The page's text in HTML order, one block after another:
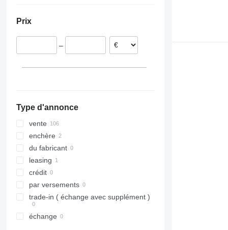
Roumanie
Pays-Bas
Prix
–
Type d'annonce
vente
enchère
du fabricant
leasing
crédit
par versements
trade-in ( échange avec supplément )
échange